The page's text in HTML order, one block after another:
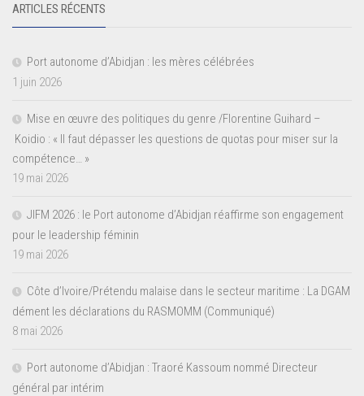
ARTICLES RÉCENTS
Port autonome d’Abidjan : les mères célébrées
1 juin 2026
Mise en œuvre des politiques du genre /Florentine Guihard –
Koidio : « Il faut dépasser les questions de quotas pour miser sur la
compétence… »
19 mai 2026
JIFM 2026 : le Port autonome d’Abidjan réaffirme son engagement
pour le leadership féminin
19 mai 2026
Côte d’Ivoire/Prétendu malaise dans le secteur maritime : La DGAM
dément les déclarations du RASMOMM (Communiqué)
8 mai 2026
Port autonome d’Abidjan : Traoré Kassoum nommé Directeur
général par intérim